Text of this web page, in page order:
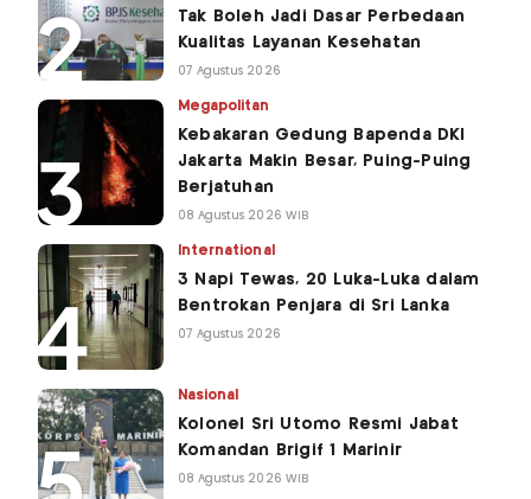
Tak Boleh Jadi Dasar Perbedaan
Kualitas Layanan Kesehatan
07 Agustus 2026
Megapolitan
Kebakaran Gedung Bapenda DKI
Jakarta Makin Besar, Puing-Puing
Berjatuhan
08 Agustus 2026 WIB
International
3 Napi Tewas, 20 Luka-Luka dalam
Bentrokan Penjara di Sri Lanka
07 Agustus 2026
Nasional
Kolonel Sri Utomo Resmi Jabat
Komandan Brigif 1 Marinir
08 Agustus 2026 WIB